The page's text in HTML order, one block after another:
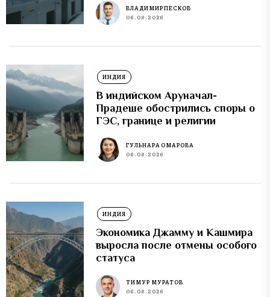
ВЛАДИМИР ПЕСКОВ
06.08.2026
ИНДИЯ
В индийском Аруначал-
Прадеше обострились споры о
ГЭС, границе и религии
ГУЛЬНАРА ОМАРОВА
06.08.2026
ИНДИЯ
Экономика Джамму и Кашмира
выросла после отмены особого
статуса
ТИМУР МУРАТОВ
06.08.2026